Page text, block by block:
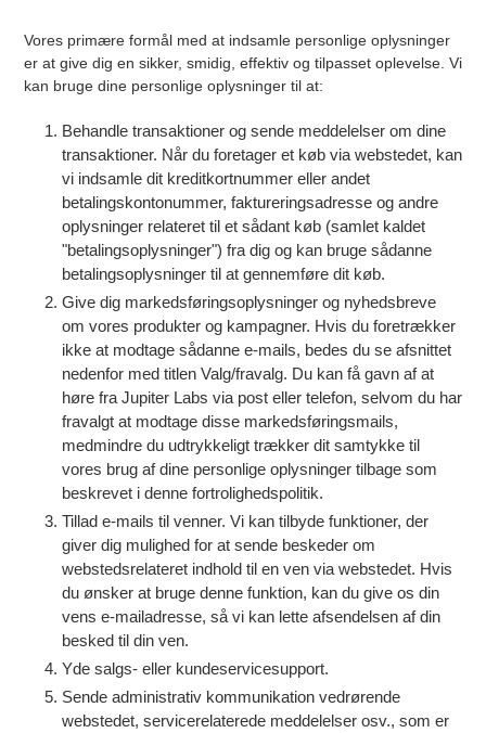
Vores primære formål med at indsamle personlige oplysninger
er at give dig en sikker, smidig, effektiv og tilpasset oplevelse. Vi
kan bruge dine personlige oplysninger til at:
Behandle transaktioner og sende meddelelser om dine
transaktioner. Når du foretager et køb via webstedet, kan
vi indsamle dit kreditkortnummer eller andet
betalingskontonummer, faktureringsadresse og andre
oplysninger relateret til et sådant køb (samlet kaldet
"betalingsoplysninger") fra dig og kan bruge sådanne
betalingsoplysninger til at gennemføre dit køb.
Give dig markedsføringsoplysninger og nyhedsbreve
om vores produkter og kampagner. Hvis du foretrækker
ikke at modtage sådanne e-mails, bedes du se afsnittet
nedenfor med titlen Valg/fravalg. Du kan få gavn af at
høre fra Jupiter Labs via post eller telefon, selvom du har
fravalgt at modtage disse markedsføringsmails,
medmindre du udtrykkeligt trækker dit samtykke til
vores brug af dine personlige oplysninger tilbage som
beskrevet i denne fortrolighedspolitik.
Tillad e-mails til venner. Vi kan tilbyde funktioner, der
giver dig mulighed for at sende beskeder om
webstedsrelateret indhold til en ven via webstedet. Hvis
du ønsker at bruge denne funktion, kan du give os din
vens e-mailadresse, så vi kan lette afsendelsen af din
besked til din ven.
Yde salgs- eller kundeservicesupport.
Sende administrativ kommunikation vedrørende
webstedet, servicerelaterede meddelelser osv., som er